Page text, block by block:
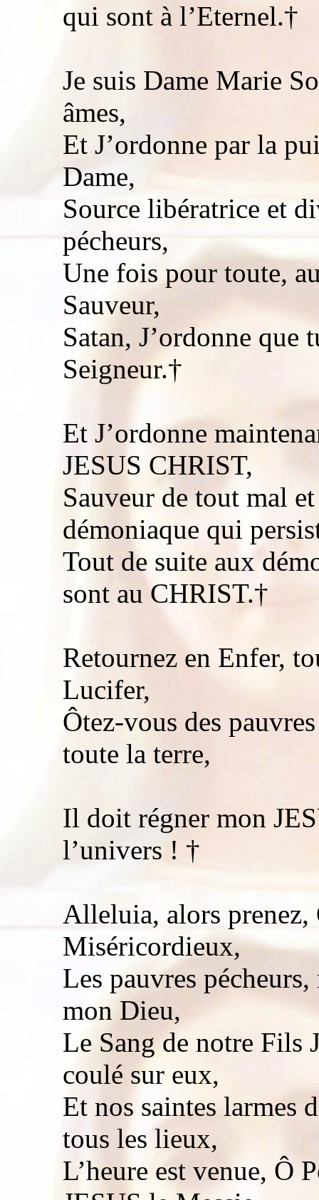
qui sont à l’Eternel.†
Je suis Dame Marie
âmes,
Et J’ordonne par la
Dame,
Source libératrice et
pécheurs,
Une fois pour toute,
Sauveur,
Satan, J’ordonne que
Seigneur.†
Et J’ordonne
JESUS CHRIST,
Sauveur de tout mal
démoniaque qui
Tout de suite aux
sont au CHRIST.†
Retournez en Enfer,
Lucifer,
Ôtez-vous des
toute la terre,
Il doit régner mon
l’univers ! †
Alleluia, alors prenez,
Miséricordieux,
Les pauvres
mon Dieu,
Le Sang de notre Fils
coulé sur eux,
Et nos saintes larmes
tous les lieux,
L’heure est venue, Ô